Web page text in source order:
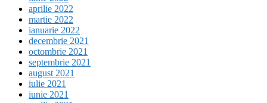
aprilie 2022
martie 2022
ianuarie 2022
decembrie 2021
octombrie 2021
septembrie 2021
august 2021
iulie 2021
iunie 2021